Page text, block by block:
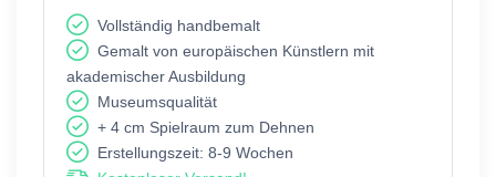
Vollständig handbemalt
Gemalt von europäischen Künstlern mit
akademischer Ausbildung
Museumsqualität
+ 4 cm Spielraum zum Dehnen
Erstellungszeit: 8-9 Wochen